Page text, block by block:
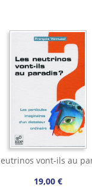
vont-ils au
19,00 €